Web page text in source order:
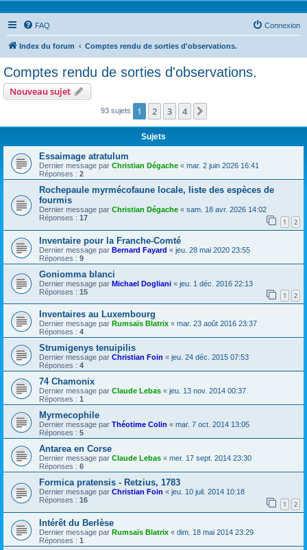
FAQ Connexion
Index du forum Comptes rendu de sorties d'observations.
Comptes rendu de sorties d'observations.
Nouveau sujet
93 sujets 1 2 3 4
Sujets
Essaimage atratulum
Dernier message par Christian Dégache « mar. 2 juin 2026 16:41
Réponses : 2
Rochepaule myrmécofaune locale, liste des espèces de
fourmis
Dernier message par Christian Dégache « sam. 18 avr. 2026 14:02
Réponses : 17 1 2
Inventaire pour la Franche-Comté
Dernier message par Bernard Fayard « jeu. 28 mai 2020 23:55
Réponses : 9
Goniomma blanci
Dernier message par Michael Dogliani « jeu. 1 déc. 2016 22:13
Réponses : 15 1 2
Inventaires au Luxembourg
Dernier message par Rumsaïs Blatrix « mar. 23 août 2016 23:37
Réponses : 4
Strumigenys tenuipilis
Dernier message par Christian Foin « jeu. 24 déc. 2015 07:53
Réponses : 4
74 Chamonix
Dernier message par Claude Lebas « jeu. 13 nov. 2014 00:37
Réponses : 1
Myrmecophile
Dernier message par Théotime Colin « mar. 7 oct. 2014 13:05
Réponses : 5
Antarea en Corse
Dernier message par Claude Lebas « mer. 17 sept. 2014 23:30
Réponses : 6
Formica pratensis - Retzius, 1783
Dernier message par Christian Foin « jeu. 10 juil. 2014 10:18
Réponses : 16 1 2
Intérêt du Berlèse
Dernier message par Rumsaïs Blatrix « dim. 18 mai 2014 23:29
Réponses : 1